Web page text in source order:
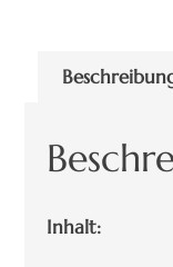
Inhalt: